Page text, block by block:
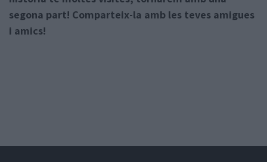
segona part! Comparteix-la amb les teves amigues
i amics!